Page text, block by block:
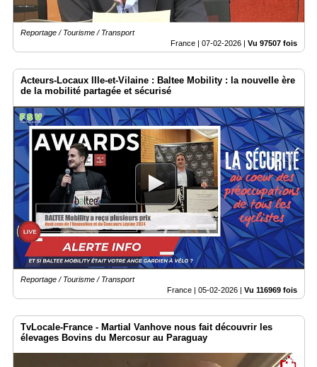
Reportage / Tourisme / Transport
France | 07-02-2026 | Vu 97507 fois
Acteurs-Locaux Ille-et-Vilaine : Baltee Mobility : la nouvelle ère
de la mobilité partagée et sécurisé
Reportage / Tourisme / Transport
France | 05-02-2026 Vu 116969 fois
TvLocale-France - Martial Vanhove nous fait découvrir les
élevages Bovins du Mercosur au Paraguay